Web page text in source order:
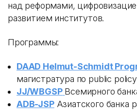
над реформами,
развитием институтов.
Программы:
DAAD Helmut-Schmidt
магистратура по public
JJ/WBGSP Всемирного
ADB-JSPАзиатского банка